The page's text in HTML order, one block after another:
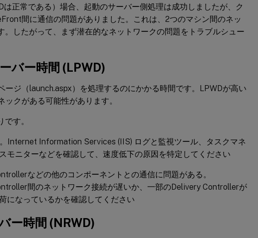
は正常である）場合、起動のサーバー側処理は成功しましたが、ク
間に通信の問題がありました。これは、2つのマシン間のネッ
。したがって、まず潜在的なネットワークの問題をトラブルシュー
バー時間 (LPWD)
ージ（launch.aspx）を処理するのにかかる時間です。LPWDが高い
クがある可能性があります。
す。
Internet Information Services (IIS) ログと監視ツール、タスクマネ
モニターなどを確認して、速度低下の原因を特定してください
などの他のコンポーネントとの通信に問題がある。
間のネットワーク接続が遅いか、一部のDelivery Controllerが
になっているかを確認してください
ー時間 (NRWD)